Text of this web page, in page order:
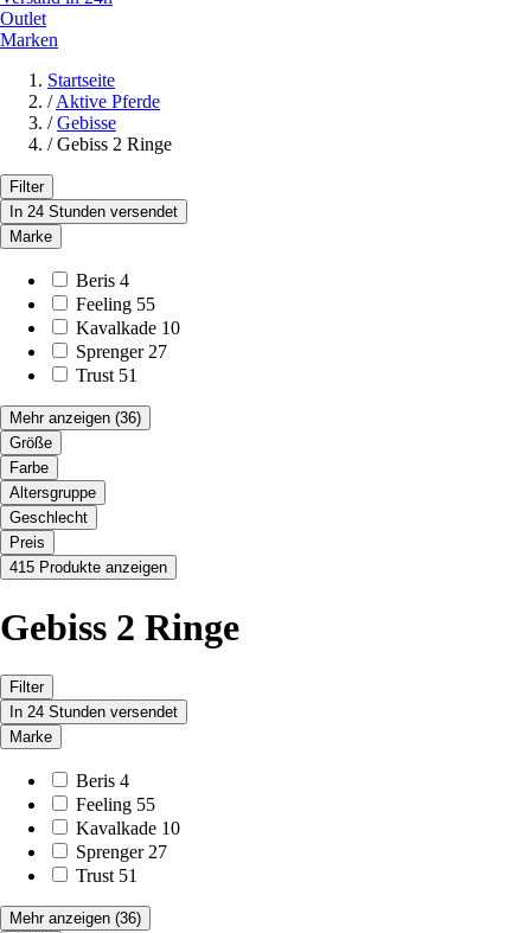
Outlet
Marken
Startseite
/ Aktive Pferde
/ Gebisse
/ Gebiss 2 Ringe
Filter
In 24 Stunden versendet
Marke
Beris 4
Feeling 55
Kavalkade 10
Sprenger 27
Trust 51
Mehr anzeigen (36)
Größe
Farbe
Altersgruppe
Geschlecht
Preis
415 Produkte anzeigen
Gebiss 2 Ringe
Filter
In 24 Stunden versendet
Marke
Beris 4
Feeling 55
Kavalkade 10
Sprenger 27
Trust 51
Mehr anzeigen (36)